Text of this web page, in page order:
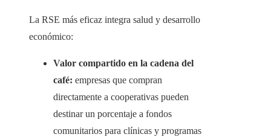
La RSE más eficaz integra salud y desarrollo
económico:
Valor compartido en la cadena del
café: empresas que compran
directamente a cooperativas pueden
destinar un porcentaje a fondos
comunitarios para clínicas y programas